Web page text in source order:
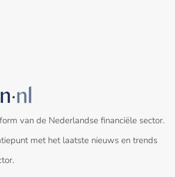
van de Nederlandse financiële sector.
met het laatste nieuws en trends